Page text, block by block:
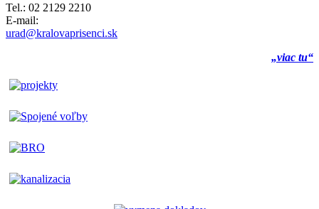
Tel.: 02 2129 2210
E-mail:
urad@kralovaprisenci.sk
„viac tu“